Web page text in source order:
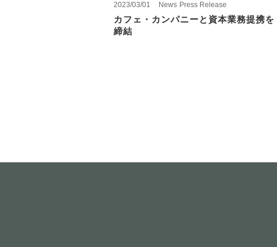
2023/03/01 News Press Release
カフェ・カンパニーと資本業務提携を
締結